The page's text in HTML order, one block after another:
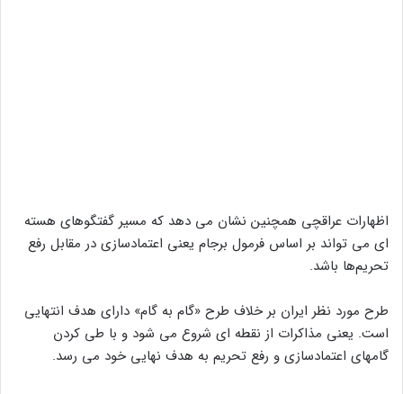
اظهارات عراقچی همچنین نشان می دهد که مسیر گفتگوهای هسته
ای می تواند بر اساس فرمول برجام یعنی اعتمادسازی در مقابل رفع